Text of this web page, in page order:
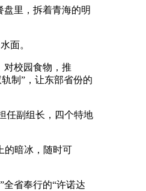
里，拆着青海的明
面。
校园食物，推
制”，让东部省份的
任副组长，四个特地
的暗冰，随时可
省奉行的“许诺达